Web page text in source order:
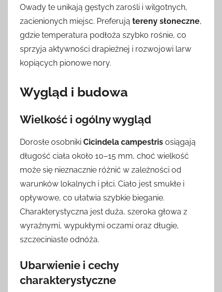
Owady te unikają gęstych zarośli i wilgotnych,
zacienionych miejsc. Preferują tereny słoneczne,
gdzie temperatura podłoża szybko rośnie, co
sprzyja aktywności drapieżnej i rozwojowi larw
kopiących pionowe nory.
Wygląd i budowa
Wielkość i ogólny wygląd
Dorosłe osobniki Cicindela campestris osiągają
długość ciała około 10–15 mm, choć wielkość
może się nieznacznie różnić w zależności od
warunków lokalnych i płci. Ciało jest smukłe i
opływowe, co ułatwia szybkie bieganie.
Charakterystyczna jest duża, szeroka głowa z
wyraźnymi, wypukłymi oczami oraz długie,
szczeciniaste odnóża.
Ubarwienie i cechy
charakterystyczne